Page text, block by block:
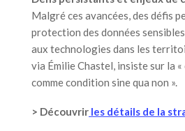
Malgré ces avancées, des défis
protection des données
aux technologies dans les
via Émilie Chastel, insiste sur la
comme condition sine qua non ».
> Découvrir les détails de la